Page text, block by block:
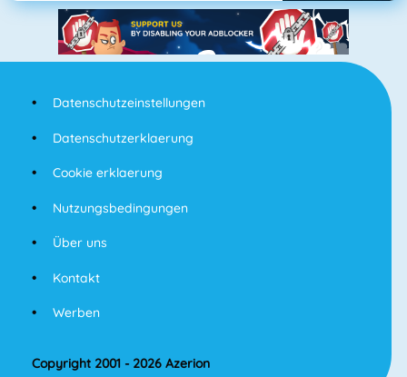
Datenschutzeinstellungen
Datenschutzerklaerung
Cookie erklaerung
Nutzungsbedingungen
Über uns
Kontakt
Werben
Copyright 2001 - 2026 Azerion